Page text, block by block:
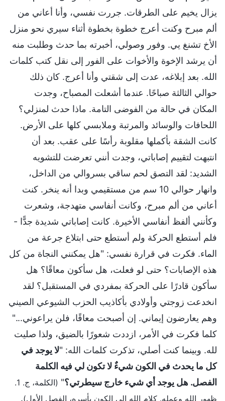
يزال يخيم على الطرقات. جررت نفسي، وأنا أعاني من
ألم مبرح وكنت أعرج خطوة بخطوة أثناء سيري نحو منزل
الأخ تشنغ يي. وفور وصولي، أخبرته بما حدث وطلبت منه
أن يرشد الإخوة والأخوات على الفور إلى نقل كتب كلمات
الله. بعد إبلاغه، عدت إلى شقتي وأنا أعرج. كان ذلك
حوالي الثالثة صباحًا. عندما أشعلت المصباح، وجدت
المكان في حالة من الفوضى التامة. ماذا حدث لمنزلي؟
اللحافات والوسائد والمرتبة وملابسي كلها على الأرض.
كانت الشقة بأكملها مقلوبة رأسًا على عقب. بعد أن
انتبهت لتقييم إصاباتي، وجدت أنني تعرضت للتشويه
الشديد: لقد التصق لحم ساقي بسروالي من الداخل،
وانهار حوالي 10 سم من مستقيمي وبدا أنه ينخر. كنت
أعاني من ألم مبرح، وكانت أنفاسي متهدجة، وشعرت
وكأنني ألفظ أنفاسي الأخيرة. كانت إصاباتي شديدة جدًّا -
فلم أستطع الحركة ولم أستطع حتى ابتلاع جرعة من
الماء. فكرت في قرارة نفسي: "هل يمكنني النجاة من كل
هذه الإصابات؟ حتى لو فعلت، هل سأكون معاقًا؟ هل
سأكون قادرًا على الحركة بمفردي في المستقبل؟ لقد
انخدعت زوجتي وأولادي بأكاذيب الحزب الشيوعي الصيني
وهم يعارضون إيماني. إن أصبحت معاقًا، فلن يراعوني..."
كلما فكرت في الأمر، ازددت شعورًا بالضيق، ولذا صليت
لله. وبينما كنت أصلي، تذكرت كلمات الله: "لا يوجد في
كل ما يحدث في الكون شيءٌ لا تكون لي فيه الكلمة
الفصل. هل يوجد أي شيء خارج سيطرتي؟"
(الكلمة، ج. 1.
ظهور الله وعمله. كلام الله إلى الكون بأسره، الفصل الأول).